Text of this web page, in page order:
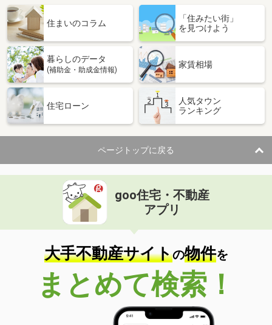
住まいのコラム
「住みたい街」
を見つけよう
暮らしのデータ
(補助金・助成金情報)
家賃相場
住宅ローン
人気タウン
ランキング
ページトップに戻る
goo住宅・不動産
アプリ
大手不動産サイトの物件を
まとめて検索！